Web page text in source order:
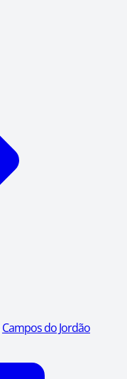
Campos do Jordão